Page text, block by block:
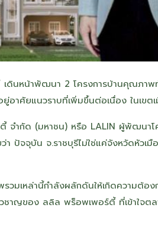
ดินหน้าพัฒนา 2 โครงการบ้านคุณภาพ
าศัยแนวราบที่เพิ่มขึ้นต่อเนื่อง ในเขตเ
จำกัด (มหาชน) หรือ LALIN ผู้พัฒนาโ
ปัจจุบัน จ.ราชบุรีไม่ใช่แค่จังหวัดหัวเ
วมเหล่านี้กำลังผลักดันให้เกิดความต้อ
ชาญของ ลลิล พร็อพเพอร์ตี้ ที่เข้าใจต